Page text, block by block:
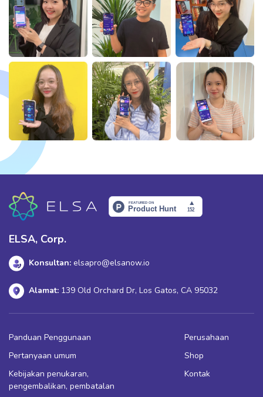
ELSA, Corp.
Konsultan: elsapro@elsanow.io
Alamat: 139 Old Orchard Dr, Los Gatos, CA 95032
Panduan Penggunaan
Pertanyaan umum
Kebijakan penukaran,
pengembalikan, pembatalan
Perusahaan
Shop
Kontak